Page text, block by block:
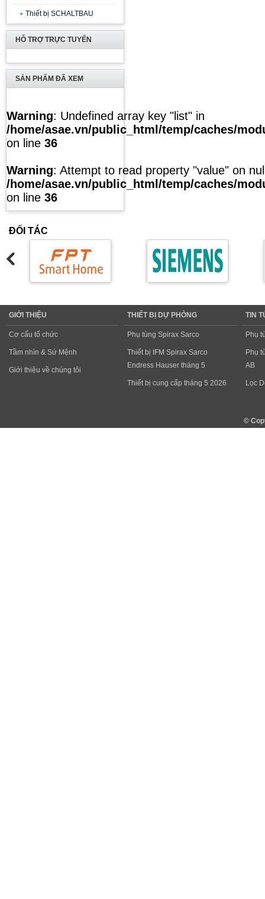
Thiết bị SCHALTBAU
HỖ TRỢ TRỰC TUYẾN
SẢN PHẨM ĐÃ XEM
Warning: Undefined array key "list" in
/home/asae.vn/public_html/temp/caches/
on line 36
Warning: Attempt to read property "value" on
/home/asae.vn/public_html/temp/caches/
on line 36
ĐỐI TÁC
GIỚI THIỆU
Cơ cấu tổ chức
Tầm nhìn & Sứ Mệnh
Giới thiệu về chúng tôi
THIẾT BỊ DỰ PHÒNG
Phụ tùng Spirax Sarco
Thiết bị IFM Spirax Sarco
Endress Hauser tháng 5
Thiết bị cung cấp tháng 5 2026
TIN
Phụ
Phụ
AB
Lọc
©